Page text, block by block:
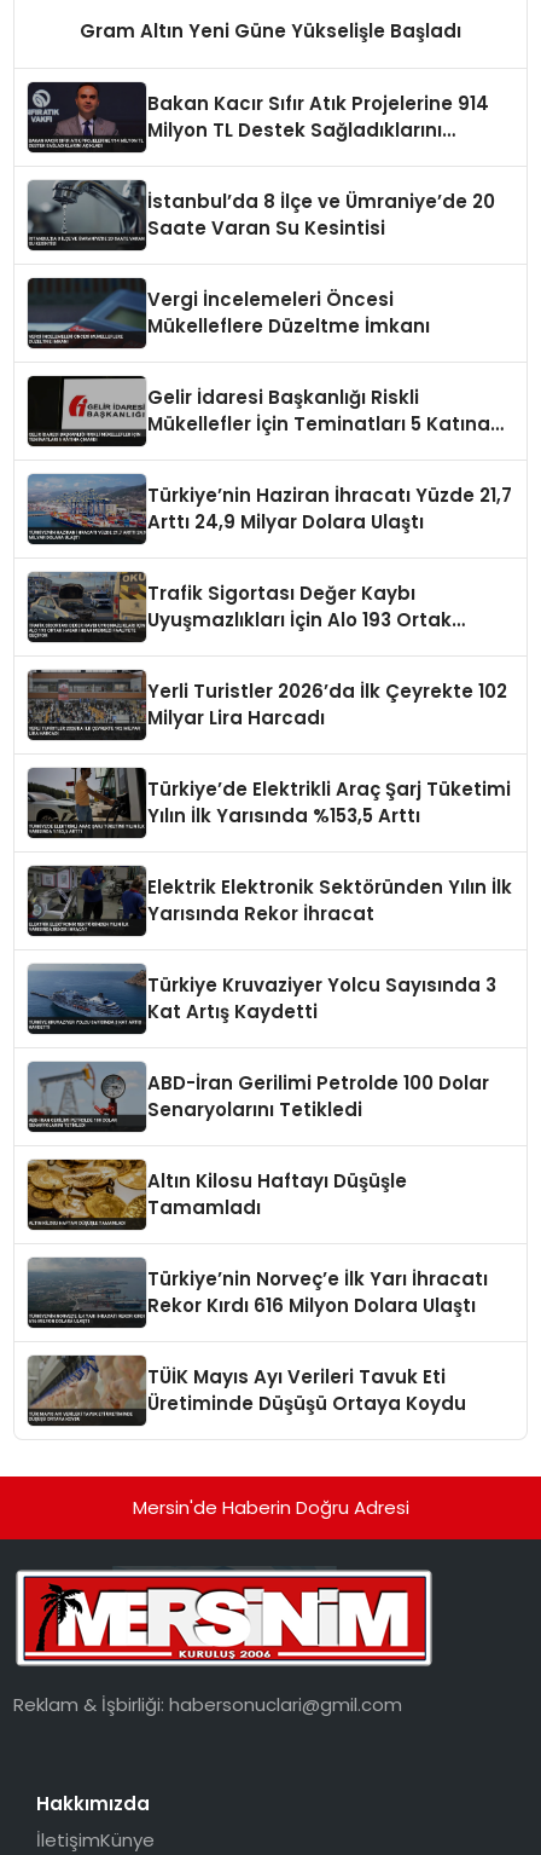
Gram Altın Yeni Güne Yükselişle Başladı
Bakan Kacır Sıfır Atık Projelerine 914
Milyon TL Destek Sağladıklarını
İstanbul’da 8 İlçe ve Ümraniye’de 20
Saate Varan Su Kesintisi
Vergi İncelemeleri Öncesi
Mükelleflere Düzeltme İmkanı
Gelir İdaresi Başkanlığı Riskli
Mükellefler İçin Teminatları 5 Katına
Türkiye’nin Haziran İhracatı Yüzde 21,7
Arttı 24,9 Milyar Dolara Ulaştı
Trafik Sigortası Değer Kaybı
Uyuşmazlıkları İçin Alo 193 Ortak
Yerli Turistler 2026’da İlk Çeyrekte 102
Milyar Lira Harcadı
Türkiye’de Elektrikli Araç Şarj Tüketimi
Yılın İlk Yarısında %153,5 Arttı
Elektrik Elektronik Sektöründen Yılın İlk
Yarısında Rekor İhracat
Türkiye Kruvaziyer Yolcu Sayısında 3
Kat Artış Kaydetti
ABD-İran Gerilimi Petrolde 100 Dolar
Senaryolarını Tetikledi
Altın Kilosu Haftayı Düşüşle
Tamamladı
Türkiye’nin Norveç’e İlk Yarı İhracatı
Rekor Kırdı 616 Milyon Dolara Ulaştı
TÜİK Mayıs Ayı Verileri Tavuk Eti
Üretiminde Düşüşü Ortaya Koydu
Mersin'de Haberin Doğru Adresi
Reklam & İşbirliği:habersonuclari@gmil.com
Hakkımızda
İletişimKünye